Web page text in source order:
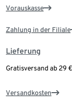
Vorauskasse
Zahlung in der Filiale
Lieferung
Gratisversand ab 29
Versandkosten